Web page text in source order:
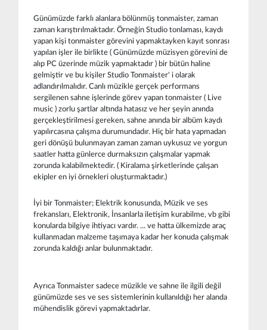
Günümüzde farklı alanlara bölünmüş tonmaister, zaman
zaman karıştırılmaktadır. Örneğin Studio tonlaması, kaydı
yapan kişi tonmaister görevini yapmaktayken kayıt sonrası
yapılan işler ile birlikte ( Günümüzde müzisyen görevini de
alıp PC üzerinde müzik yapmaktadır ) bir bütün haline
gelmiştir ve bu kişiler Studio Tonmaister' i olarak
adlandırılmalıdır. Canlı müzikle gerçek performans
sergilenen sahne işlerinde görev yapan tonmaister ( Live
music ) zorlu şartlar altında hatasız ve her şeyin anında
gerçekleştirilmesi gereken, sahne anında bir albüm kaydı
yapılırcasına çalışma durumundadır. Hiç bir hata yapmadan
geri dönüşü bulunmayan zaman zaman uykusuz ve yorgun
saatler hatta günlerce durmaksızın çalışmalar yapmak
zorunda kalabilmektedir. ( Kiralama şirketlerinde çalışan
ekipler en iyi örnekleri oluşturmaktadır.)
İyi bir Tonmaister; Elektrik konusunda, Müzik ve ses
frekansları, Elektronik, İnsanlarla iletişim kurabilme, vb gibi
konularda bilgiye ihtiyacı vardır. ... ve hatta ülkemizde araç
kullanmadan malzeme taşımaya kadar her konuda çalışmak
zorunda kaldığı anlar bulunmaktadır.
Ayrıca Tonmaister sadece müzikle ve sahne ile ilgili değil
günümüzde ses ve ses sistemlerinin kullanıldığı her alanda
mühendislik görevi yapmaktadırlar.